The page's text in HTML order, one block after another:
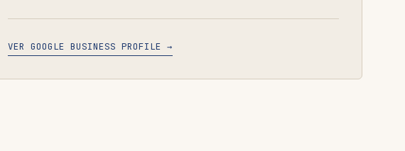
VER GOOGLE BUSINESS PROFILE →